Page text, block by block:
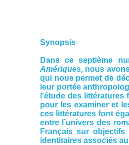
Synopsis
Dans ce septième
Amériques, nous
qui nous permet de
leur portée
l'étude des
pour les examiner et
ces littératures font
entre l’univers des
Français sur
identitaires associés